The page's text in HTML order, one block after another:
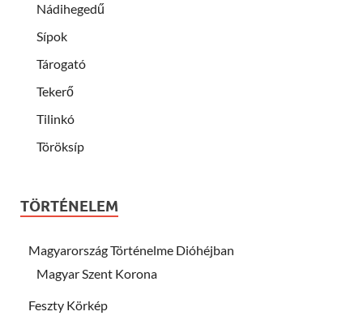
Nádihegedű
Sípok
Tárogató
Tekerő
Tilinkó
Töröksíp
TÖRTÉNELEM
Magyarország Történelme Dióhéjban
Magyar Szent Korona
Feszty Körkép